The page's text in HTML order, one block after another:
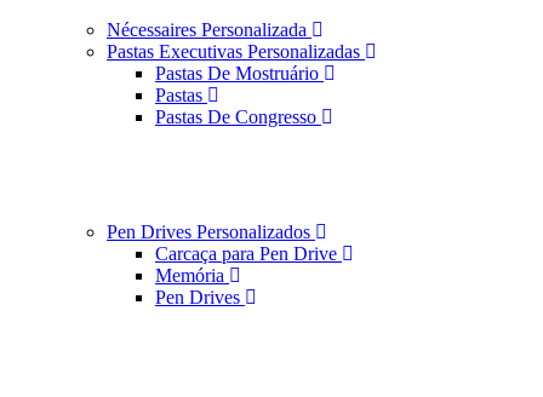
Nécessaires Personalizada
Pastas Executivas Personalizadas
Pastas De Mostruário
Pastas
Pastas De Congresso
Pen Drives Personalizados
Carcaça para Pen Drive
Memória
Pen Drives